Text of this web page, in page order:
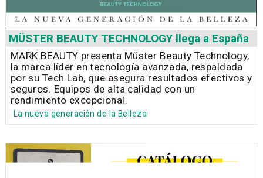
MÜSTER BEAUTY TECHNOLOGY llega a España
MARK BEAUTY presenta Müster Beauty Technology,
la marca líder en tecnología avanzada, respaldada
por su Tech Lab, que asegura resultados efectivos y
seguros. Equipos de alta calidad con un
rendimiento excepcional.
La nueva generación de la Belleza